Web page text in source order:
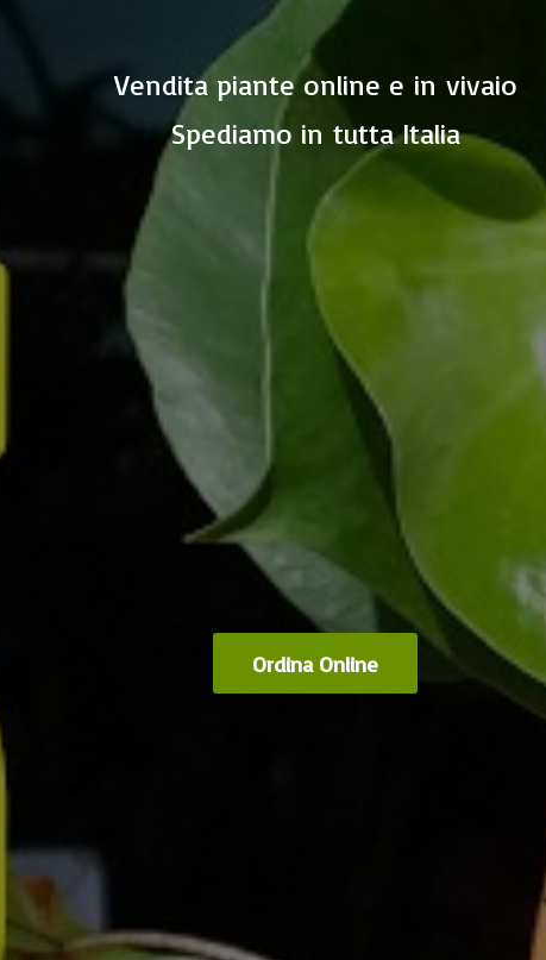
Vendita piante online e in vivaio
Spediamo in tutta Italia
Ordina Online